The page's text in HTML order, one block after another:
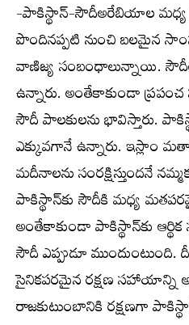
-పాకిస్థాన్-సౌదీఅరేబియాల మధ్య
పొందినప్పటి నుంచి బలమైన
వాణిజ్య సంబంధాలున్నాయి. సౌదీలో
ఉన్నారు. అంతేకాకుండా ప్రపంచ
సౌదీ పాలకులను భావిస్తారు.
ఎక్కువగానే ఉన్నారు. ఇస్లాం
మదీనాలను సంరక్షిస్తుందనే
పాకిస్థాన్‌కు సౌదీకి మధ్య
అంతేకాకుండా పాకిస్థాన్‌కు
సౌదీ ఎప్పుడూ ముందుంటుంది.
సైనికపరమైన రక్షణ సహాయాన్ని
రాజకుటుంబానికి రక్షణగా